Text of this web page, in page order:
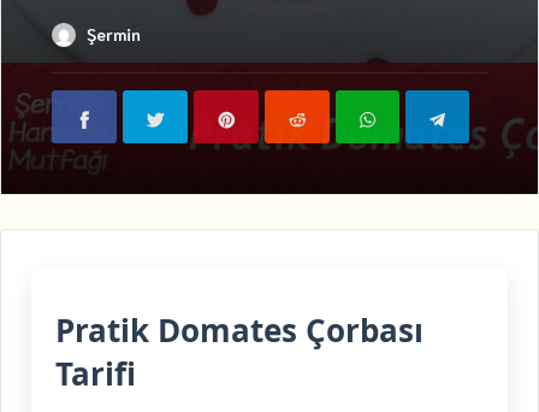
Şermin
Pratik Domates Çorbası
Tarifi